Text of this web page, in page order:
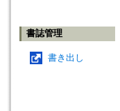
書誌管理
書き出し